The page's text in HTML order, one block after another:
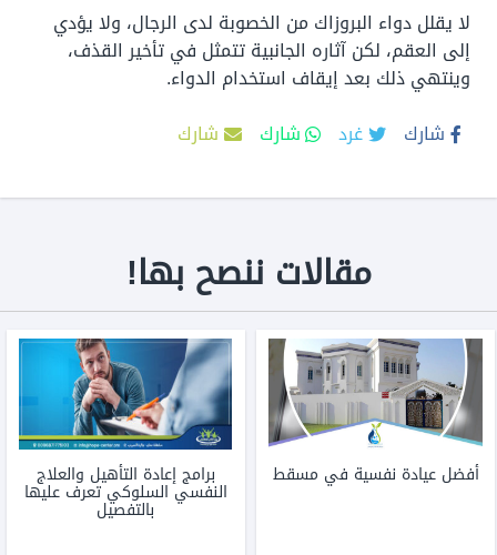
لا يقلل دواء البروزاك من الخصوبة لدى الرجال، ولا يؤدي
إلى العقم، لكن آثاره الجانبية تتمثل في تأخير القذف،
وينتهي ذلك بعد إيقاف استخدام الدواء.
شارك
غرد شارك شارك
مقالات ننصح بها!
أفضل عيادة نفسية في مسقط برامج إعادة التأهيل والعلاج
النفسي السلوكي تعرف عليها
بالتفصيل